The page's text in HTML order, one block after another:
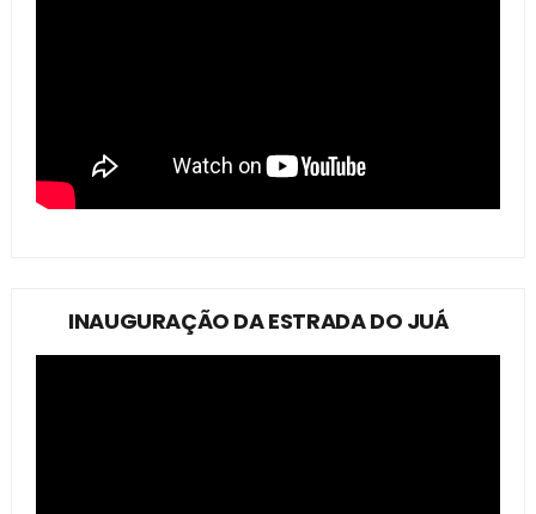
INAUGURAÇÃO DA ESTRADA DO JUÁ